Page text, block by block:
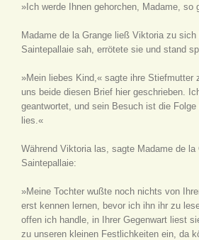
»Ich werde Ihnen gehorchen, Madame,
Madame de la Grange ließ Viktoria zu
Saintepallaie sah, errötete sie und stand
»Mein liebes Kind,« sagte ihre Stiefmutter
uns beide diesen Brief hier geschrieben.
geantwortet, und sein Besuch ist die Folge
lies.«
Während Viktoria las, sagte Madame de la
Saintepallaie:
»Meine Tochter wußte noch nichts von
erst kennen lernen, bevor ich ihn ihr zu
offen ich handle, in Ihrer Gegenwart liest
zu unseren kleinen Festlichkeiten ein, da